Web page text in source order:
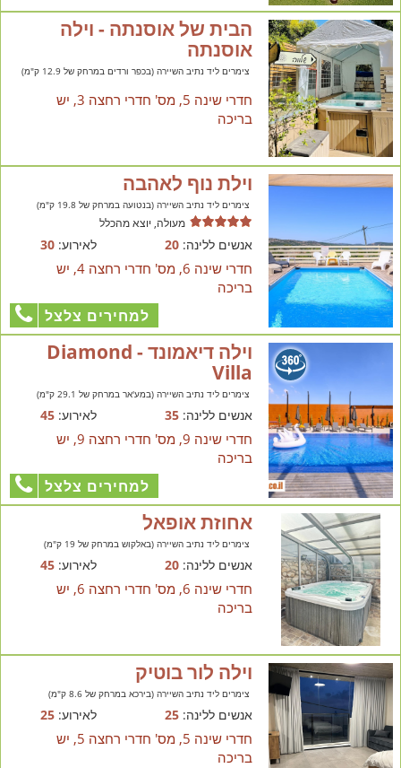
הבית של אוסנתה - וילה
אוסנתה
צימרים ליד נתיב השיירה (בכפר ורדים במרחק של 12.9 ק"מ)
חדרי שינה 5, מס' חדרי רחצה 3, יש
בריכה
וילת נוף לאהבה
צימרים ליד נתיב השיירה (בנטועה במרחק של 19.8 ק"מ)
מעולה, יוצא מהכלל
אנשים ללינה:20 לאירוע:30
חדרי שינה 6, מס' חדרי רחצה 4, יש
בריכה
למחירים צלצל
וילה דיאמונד - Diamond
Villa
צימרים ליד נתיב השיירה (במע'אר במרחק של 29.1 ק"מ)
אנשים ללינה:35 לאירוע:45
חדרי שינה 9, מס' חדרי רחצה 9, יש
בריכה
למחירים צלצל
אחוזת אופאל
צימרים ליד נתיב השיירה (באלקוש במרחק של 19 ק"מ)
אנשים ללינה:20 לאירוע:45
חדרי שינה 6, מס' חדרי רחצה 6, יש
בריכה
וילה לור בוטיק
צימרים ליד נתיב השיירה (בירכא במרחק של 8.6 ק"מ)
אנשים ללינה:25 לאירוע:25
חדרי שינה 5, מס' חדרי רחצה 5, יש
בריכה